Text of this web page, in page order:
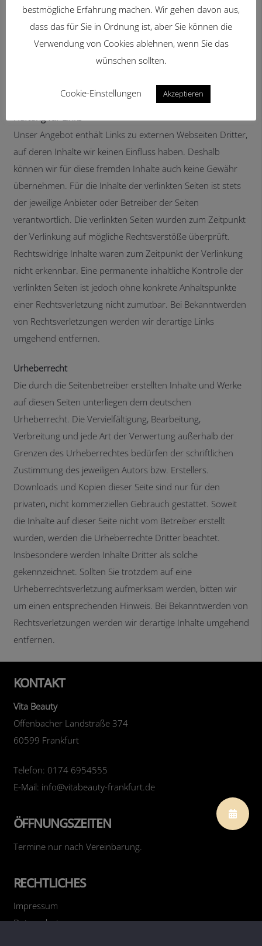
werden wir diese Inhalte umgehend entfernen.
Unser Angebot enthält Links zu externen Webseiten Dritter,
auf deren Inhalte wir keinen Einfluss haben. Deshalb
können wir für diese fremden Inhalte auch keine Gewähr
übernehmen. Für die Inhalte der verlinkten Seiten ist stets
der jeweilige Anbieter oder Betreiber der Seiten
verantwortlich. Die verlinkten Seiten wurden zum Zeitpunkt
der Verlinkung auf mögliche Rechtsverstöße überprüft.
Rechtswidrige Inhalte waren zum Zeitpunkt der Verlinkung
nicht erkennbar. Eine permanente inhaltliche Kontrolle der
verlinkten Seiten ist jedoch ohne konkrete Anhaltspunkte
einer Rechtsverletzung nicht zumutbar. Bei Bekanntwerden
von Rechtsverletzungen werden wir derartige Links
umgehend entfernen.
Urheberrecht
Die durch die Seitenbetreiber erstellten Inhalte und Werke
auf diesen Seiten unterliegen dem deutschen
Urheberrecht. Die Vervielfältigung, Bearbeitung,
Verbreitung und jede Art der Verwertung außerhalb der
Grenzen des Urheberrechtes bedürfen der schriftlichen
Zustimmung des jeweiligen Autors bzw. Erstellers.
Downloads und Kopien dieser Seite sind nur für den
privaten, nicht kommerziellen Gebrauch gestattet. Soweit
die Inhalte auf dieser Seite nicht vom Betreiber erstellt
wurden, werden die Urheberrechte Dritter beachtet.
Insbesondere werden Inhalte Dritter als solche
gekennzeichnet. Sollten Sie trotzdem auf eine
Urheberrechtsverletzung aufmerksam werden, bitten wir
um einen entsprechenden Hinweis. Bei Bekanntwerden von
Rechtsverletzungen werden wir derartige Inhalte umgehend
entfernen.
KONTAKT
Vita Beauty
Offenbacher Landstraße 374
60599 Frankfurt
Telefon: 0174 6954555
E-Mail: info@vitabeauty-frankfurt.de
ÖFFNUNGSZEITEN
Termine nur nach Vereinbarung.
RECHTLICHES
Impressum
Datenschutz
bestmögliche Erfahrung machen. Wir gehen davon aus,
dass das für Sie in Ordnung ist, aber Sie können die
Verwendung von Cookies ablehnen, wenn Sie das
wünschen sollten.
Cookie-Einstellungen Akzeptieren